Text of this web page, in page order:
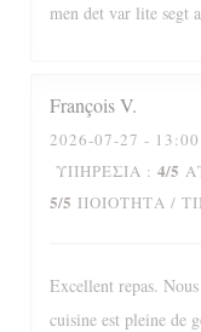
men det var lite segt
FrançoisV
2026-07-27 -
ΥΠΗΡΕΣΊΑ : 4/5
5/5 ΠΟΙΌΤΗΤΑ /
Excellent repas.
cuisine est pleine de